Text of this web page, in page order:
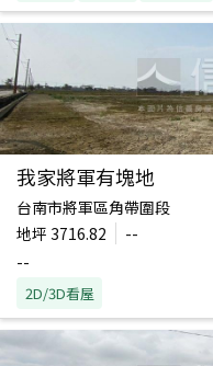
我家將軍有塊地
台南市將軍區角帶圍段
地坪 3716.82
--
--
2D/3D看屋